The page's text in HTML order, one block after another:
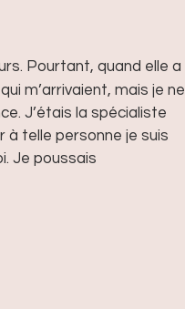
Pourtant, quand elle a
m’arrivaient, mais je ne
J’étais la spécialiste
à telle personne je suis
Je poussais